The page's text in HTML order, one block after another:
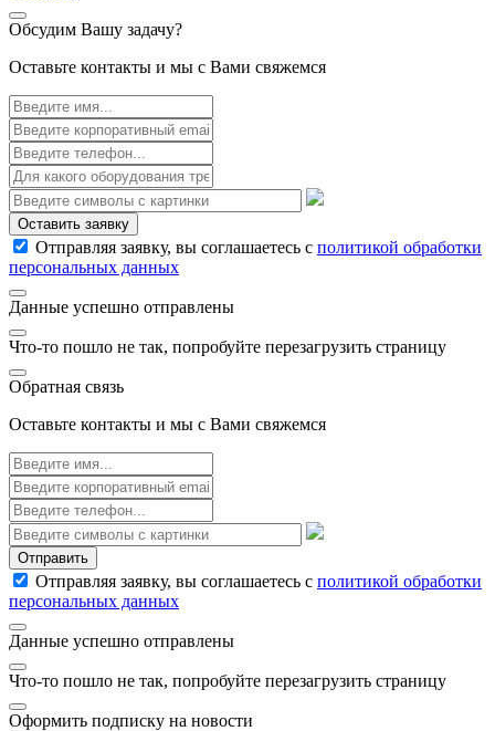
Обсудим Вашу задачу?
Оставьте контакты и мы с Вами свяжемся
Оставить заявку
Отправляя заявку, вы соглашаетесь с политикой обработки
персональных данных
Данные успешно отправлены
Что-то пошло не так, попробуйте перезагрузить страницу
Обратная связь
Оставьте контакты и мы с Вами свяжемся
Отправить
Отправляя заявку, вы соглашаетесь с политикой обработки
персональных данных
Данные успешно отправлены
Что-то пошло не так, попробуйте перезагрузить страницу
Оформить подписку на новости